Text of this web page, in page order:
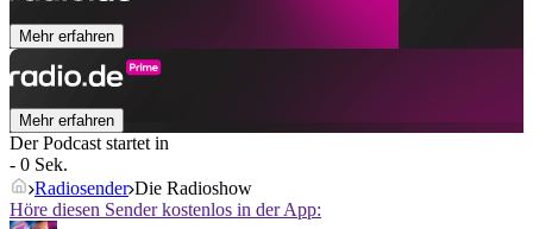
Mehr erfahren
Mehr erfahren
Der Podcast startet in
- 0 Sek.
Radiosender Die Radioshow
Höre diesen Sender kostenlos in der App: